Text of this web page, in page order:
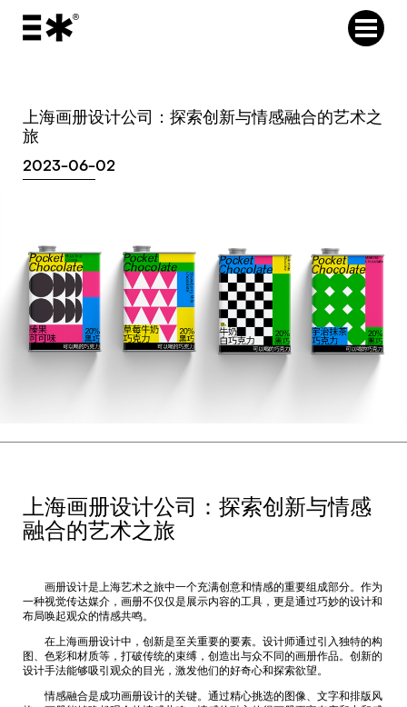
上海画册设计公司：探索创新与情感融合的艺术之
旅
2023-06-02
上海画册设计公司：探索创新与情感
融合的艺术之旅
画册设计是上海艺术之旅中一个充满创意和情感的重要组成部分。作为
一种视觉传达媒介，画册不仅仅是展示内容的工具，更是通过巧妙的设计和
布局唤起观众的情感共鸣。
在上海画册设计中，创新是至关重要的要素。设计师通过引入独特的构
图、色彩和材质等，打破传统的束缚，创造出与众不同的画册作品。创新的
设计手法能够吸引观众的目光，激发他们的好奇心和探索欲望。
情感融合是成功画册设计的关键。通过精心挑选的图像、文字和排版风